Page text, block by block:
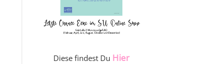
Diese findest Du Hier